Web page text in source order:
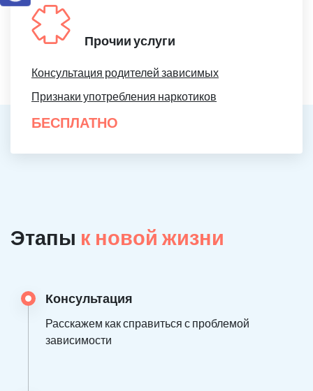
Прочии услуги
Консультация родителей зависимых
Признаки употребления наркотиков
БЕСПЛАТНО
Этапы к новой жизни
Консультация
Расскажем как справиться с проблемой
зависимости